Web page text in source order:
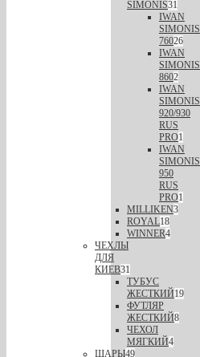
SIMONIS31
IWAN
SIMONIS
76026
IWAN
SIMONIS
8602
IWAN
SIMONIS
920/930
RUS
PRO1
IWAN
SIMONIS
950
RUS
PRO1
MILLIKEN3
ROYAL18
WINNER4
ЧЕХЛЫ
ДЛЯ
КИЕВ31
ТУБУС
ЖЕСТКИЙ19
ФУТЛЯР
ЖЕСТКИЙ8
ЧЕХОЛ
МЯГКИЙ4
ШАРЫ49